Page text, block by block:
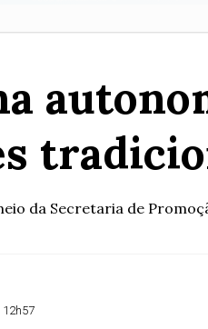
da Secretaria de